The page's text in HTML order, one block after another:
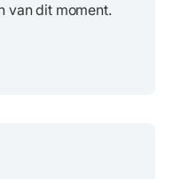
van dit moment.